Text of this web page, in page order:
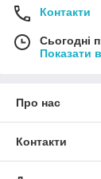
Контакти
Сьогодні
Показати
Про нас
Контакти